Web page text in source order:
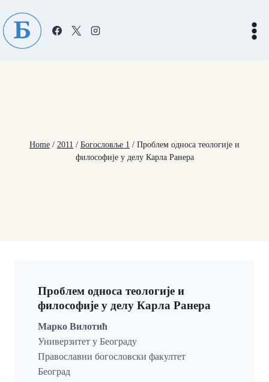
to
content
Home / 2011 / Богословље 1 / Проблем односа теологије и
философије у делу Карла Ранера
Проблем односа теологије и
философије у делу Карла Ранера
Марко Вилотић
Универзитет у Београду
Православни богословски факултет
Београд